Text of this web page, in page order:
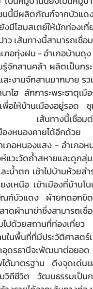
นนี้มีผลิตภัณฑ์จากบัวแ
มีโฮมสเตย์ให้นักท่อง
ว เส้นทางนี้สามารถเชื่อ
เภอทุ่งฝน - อำเภอบ้าน
จักสานคล้า ผลิตเป็นกร
ะงานจักสานมากมาย
นาไฮ สักการะพระธาตุ
พื่อให้บ้านเมืองอยู่รอด
ย  เส้นทางนี้เชื่อมต่อ
งหนองคายได้อีกด้วย
เภอหนองแสง - อำเภอ
แวะวัดถ้ำสหายและดู
ะน้ำตก เช้าไปบ้านห้วย
งเหนือ เข้าเมืองที่บ้า
ฑ์บัวแดง ผ้ายกดอกขิ
าดผ้านาข่าซึ่งสามารถเ
ด้วยสถานที่ท่องเที่ย
นพื้นที่ที่มีประวัติศาสตร์
ดรธานีจะพัฒนาต่อยอ
ด้มาตรฐาน ดึงจุดเด่น
วิถีชีวิต วัฒนธรรมเป็น